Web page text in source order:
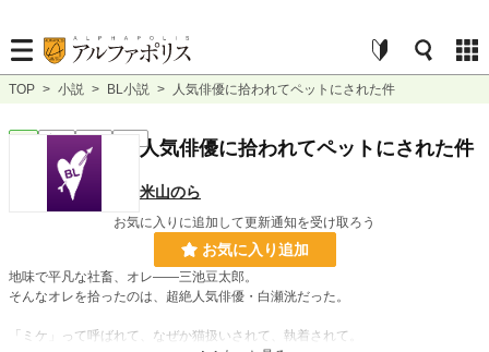
TOP > 小説 > BL小説 > 人気俳優に拾われてペットにされた件
完結 短編 人気俳優に拾われてペットにされた件
米山のら
お気に入りに追加して更新通知を受け取ろう
お気に入り追加
地味で平凡な社畜、オレ――三池豆太郎。
そんなオレを拾ったのは、超絶人気俳優・白瀬洸だった。
「ミケ」って呼ばれて、なぜか猫扱いされて、執着されて。